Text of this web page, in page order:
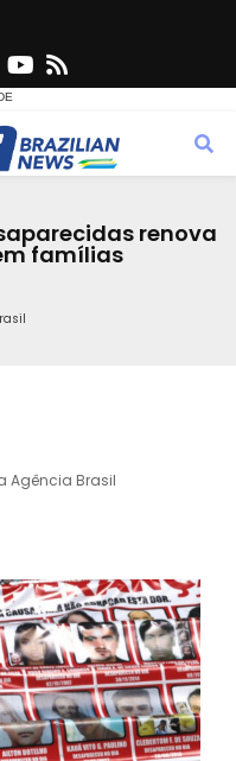
G
Y
u
t
b
s
renova
famílias
Agência Brasil